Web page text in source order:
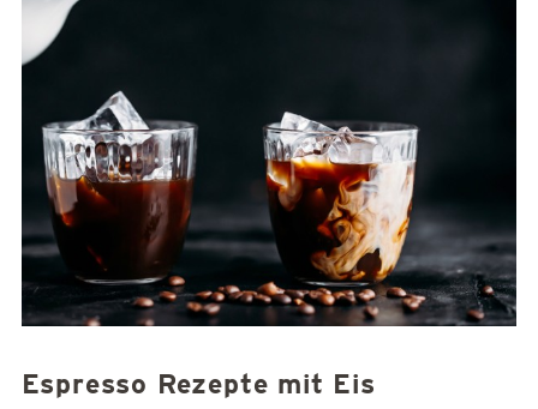
Espresso Rezepte mit Eis